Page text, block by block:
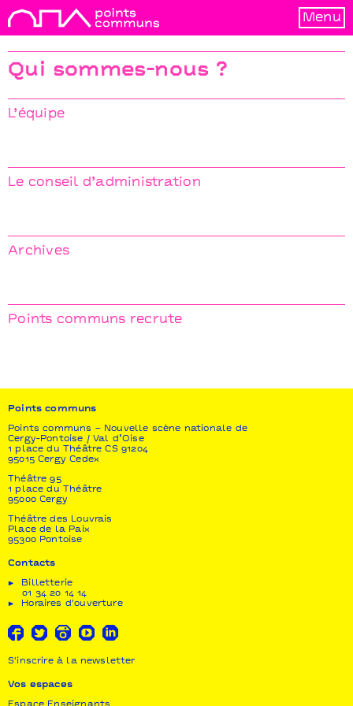
Menu
Qui sommes-nous ?
L’équipe
Le conseil d’administration
Archives
Points communs recrute
Points communs
Points communs – Nouvelle scène nationale de
Cergy-Pontoise / Val d’Oise
1 place du Théâtre CS 91204
95015 Cergy Cedex
Théâtre 95
1 place du Théâtre
95000 Cergy
Théâtre des Louvrais
Place de la Paix
95300 Pontoise
Contacts
Billetterie
01 34 20 14 14
Horaires d'ouverture
S'inscrire à la newsletter
Vos espaces